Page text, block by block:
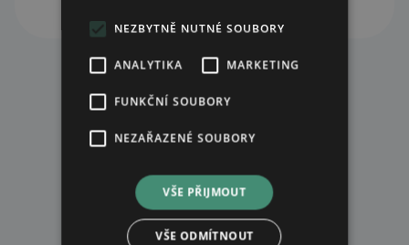
NEZBYTNĚ NUTNÉ SOUBORY
ANALYTIKA MARKETING
FUNKČNÍ SOUBORY
NEZAŘAZENÉ SOUBORY
VŠE PŘIJMOUT
VŠE ODMÍTNOUT